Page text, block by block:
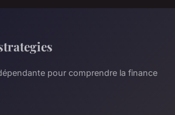
pour comprendre la finance